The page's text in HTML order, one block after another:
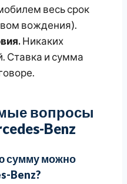
весь срок
вождения).
Никаких
Ставка и сумма
вопросы
Benz
сумму можно
Benz?